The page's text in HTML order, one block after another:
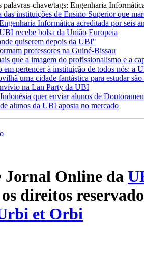
palavras-chave/tags: Engenharia
instituições de Ensino Superior que
Informática acreditada por seis
recebe bolsa da União Europeia
quiserem depois da UBI"
professores na Guiné-Bissau
que a imagem do profissionalismo e a
em pertencer à instituição de todos nós: a
uma cidade fantástica para estudar são
na Lan Party da UBI
quer enviar alunos de
alunos da UBI aposta no mercado
Jornal Online da
direitos